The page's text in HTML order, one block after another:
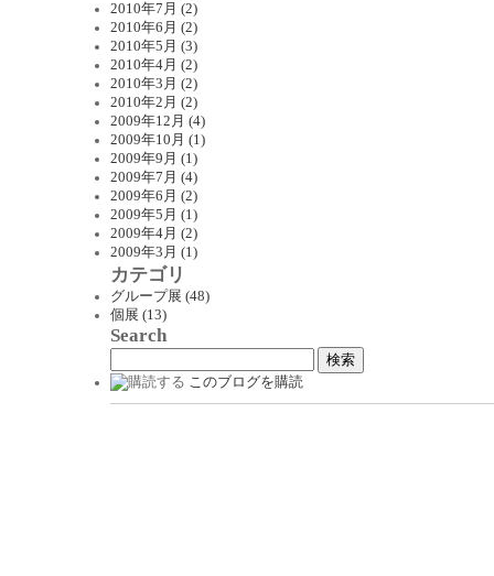
2010年7月 (2)
2010年6月 (2)
2010年5月 (3)
2010年4月 (2)
2010年3月 (2)
2010年2月 (2)
2009年12月 (4)
2009年10月 (1)
2009年9月 (1)
2009年7月 (4)
2009年6月 (2)
2009年5月 (1)
2009年4月 (2)
2009年3月 (1)
カテゴリ
グループ展 (48)
個展 (13)
Search
このブログを購読